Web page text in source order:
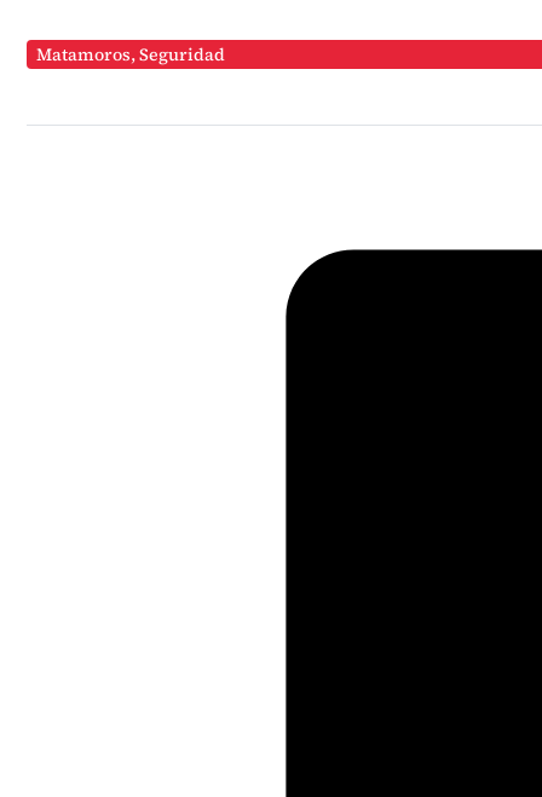
Matamoros,Seguridad